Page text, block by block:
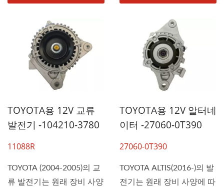
TOYOTA용 12V 교류
발전기 -104210-3780
11088R
TOYOTA (2004-2005)의 교
류 발전기는 원래 장비 사양
TOYOTA용 12V 알터네
이터 -27060-0T390
27060-0T390
TOYOTA ALTIS(2016-)의 발
전기는 원래 장비 사양에 따